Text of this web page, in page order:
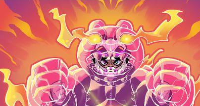
Atos Hidupkan Kembali Tradisi Orkes Lewat
Setahun Album Pesta Rock N Roll, Ruzan &
Lepas Debut Maxi-Single "What If? /
Rayakan Pertemuan yang Tepat Lewat
Resmi Debut Lewat "Mungkin Di Esok Lusa",